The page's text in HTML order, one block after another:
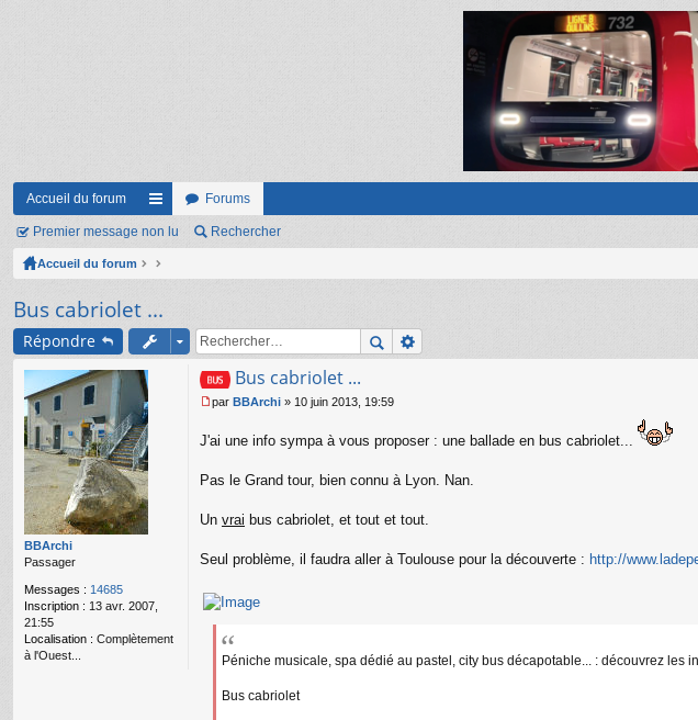
Accueil du forum
ac
co
ci
s
Forums
Premier message non lu Rechercher
Accueil du forum
Bus cabriolet ...
Répondre
BBArchi
Passager
Messages : 14685
Inscription : 13 avr. 2007,
21:55
Localisation : Complètement
à l'Ouest...
Bus cabriolet ...
s
a
n
n
u
par BBArchi » 10 juin 2013, 19:59
J'ai une info sympa à vous proposer : une ballade en bus cabriolet...
Pas le Grand tour, bien connu à Lyon. Nan.
Un vrai bus cabriolet, et tout et tout.
Seul problème, il faudra aller à Toulouse pour la découverte : http://
Péniche musicale, spa dédié au pastel, city bus décapotable... : découvrez les
Bus cabriolet